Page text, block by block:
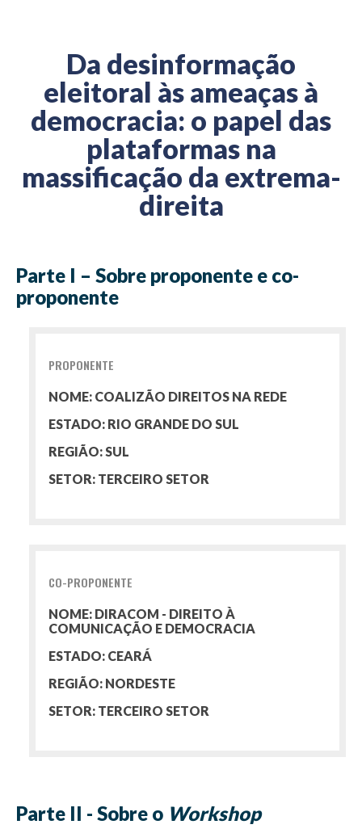
Da desinformação
eleitoral às ameaças à
democracia: o papel das
plataformas na
massificação da extrema-
direita
Parte I – Sobre proponente e co-
proponente
PROPONENTE
NOME: COALIZÃO DIREITOS NA REDE
ESTADO: RIO GRANDE DO SUL
REGIÃO: SUL
SETOR: TERCEIRO SETOR
CO-PROPONENTE
NOME: DIRACOM - DIREITO À
COMUNICAÇÃO E DEMOCRACIA
ESTADO: CEARÁ
REGIÃO: NORDESTE
SETOR: TERCEIRO SETOR
Parte II - Sobre o Workshop